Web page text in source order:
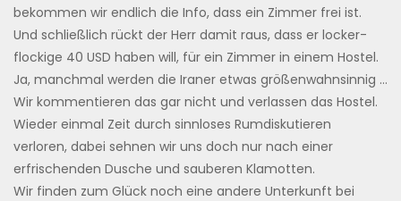
bekommen wir endlich die Info, dass ein Zimmer frei ist.
Und schließlich rückt der Herr damit raus, dass er locker-
flockige 40 USD haben will, für ein Zimmer in einem Hostel.
Ja, manchmal werden die Iraner etwas größenwahnsinnig …
Wir kommentieren das gar nicht und verlassen das Hostel.
Wieder einmal Zeit durch sinnloses Rumdiskutieren
verloren, dabei sehnen wir uns doch nur nach einer
erfrischenden Dusche und sauberen Klamotten.
Wir finden zum Glück noch eine andere Unterkunft bei